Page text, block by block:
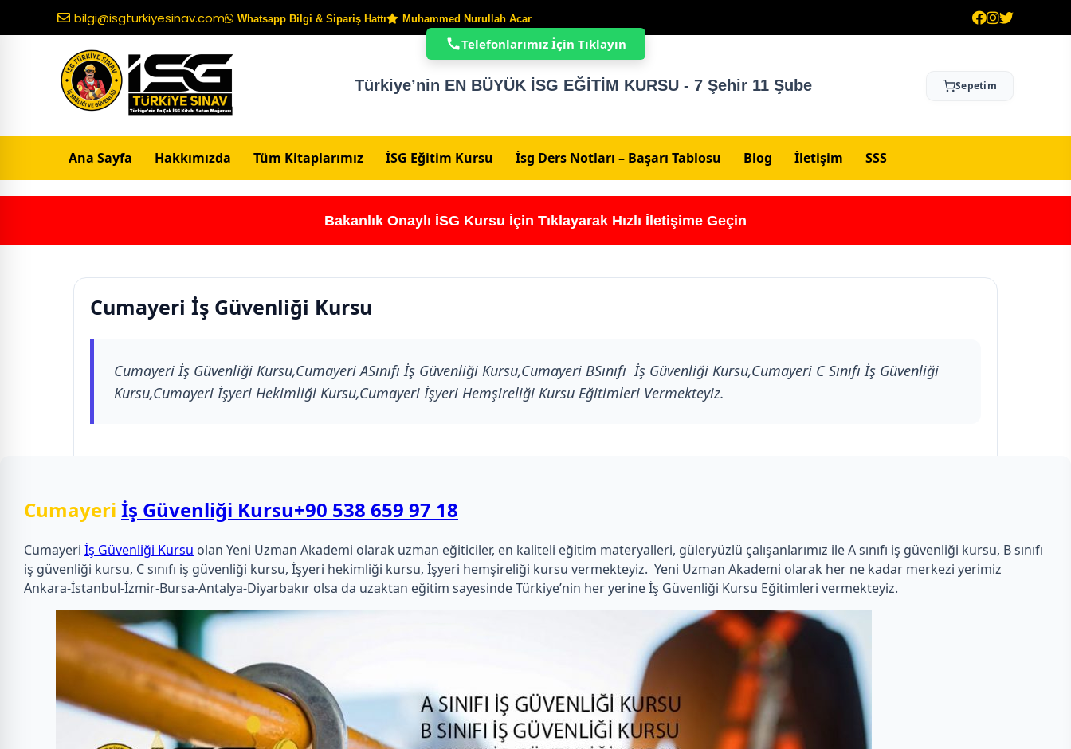
bilgi@isgturkiyesinav.com Whatsapp Bilgi & Sipariş Hattı Muhammed Nurullah Acar
Türkiye’nin EN BÜYÜK İSG EĞİTİM KURSU - 7 Şehir 11 Şube Sepetim
Ana Sayfa Hakkımızda Tüm Kitaplarımız İSG Eğitim Kursu İsg Ders Notları – Başarı Tablosu Blog İletişim SSS
Bakanlık Onaylı İSG Kursu İçin Tıklayarak Hızlı İletişime Geçin
Cumayeri İş Güvenliği Kursu
Cumayeri İş Güvenliği Kursu,Cumayeri ASınıfı İş Güvenliği Kursu,Cumayeri BSınıfı İş Güvenliği Kursu,Cumayeri C Sınıfı İş Güvenliği
Kursu,Cumayeri İşyeri Hekimliği Kursu,Cumayeri İşyeri Hemşireliği Kursu Eğitimleri Vermekteyiz.
Cumayeri İş Güvenliği Kursu+90 538 659 97 18
Cumayeri İş Güvenliği Kursu olan Yeni Uzman Akademi olarak uzman eğiticiler, en kaliteli eğitim materyalleri, güleryüzlü çalışanlarımız ile A sınıfı iş güvenliği kursu, B sınıfı
iş güvenliği kursu, C sınıfı iş güvenliği kursu, İşyeri hekimliği kursu, İşyeri hemşireliği kursu vermekteyiz. Yeni Uzman Akademi olarak her ne kadar merkezi yerimiz
Ankara-İstanbul-İzmir-Bursa-Antalya-Diyarbakır olsa da uzaktan eğitim sayesinde Türkiye’nin her yerine İş Güvenliği Kursu Eğitimleri vermekteyiz.
Telefonlarımız İçin Tıklayın